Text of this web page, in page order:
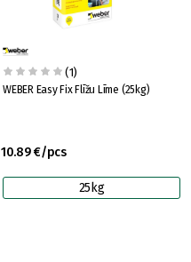
(1)
WEBER Easy Fix Flīžu Līme (25kg)
10.89 €/pcs
25kg